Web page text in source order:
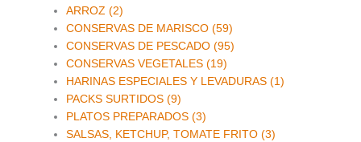
ARROZ (2)
CONSERVAS DE MARISCO (59)
CONSERVAS DE PESCADO (95)
CONSERVAS VEGETALES (19)
HARINAS ESPECIALES Y LEVADURAS (1)
PACKS SURTIDOS (9)
PLATOS PREPARADOS (3)
SALSAS, KETCHUP, TOMATE FRITO (3)